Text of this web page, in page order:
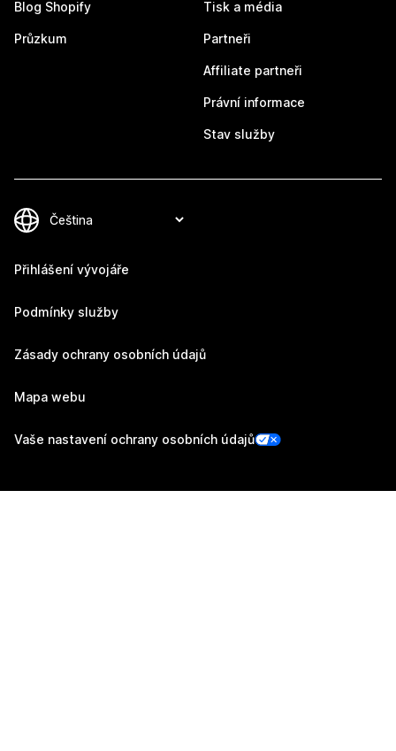
Blog Shopify
Průzkum
Tisk a média
Partneři
Affiliate partneři
Právní informace
Stav služby
Přihlášení vývojáře
Podmínky služby
Zásady ochrany osobních údajů
Mapa webu
Vaše nastavení ochrany osobních údajů